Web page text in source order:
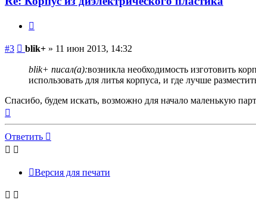
#3 Сообщение
blik+ » 11 июн 2013, 14:32
blik+ писал(а):возникла необходимость изготовить
использовать для литья корпуса, и где лучше
Спасибо, будем искать, возможно для начало маленькую
началу
Ответить
Версия для печати